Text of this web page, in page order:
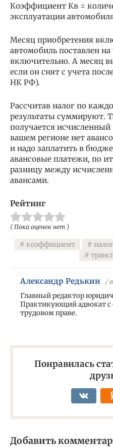
Коэффициент Кв =
эксплуатации
Месяц приобретения
автомобиль поставлен на
включительно. А месяц
если он снят с учета
НК РФ).
Рассчитав налог по
результаты суммируют.
получается исчисленный
вашем регионе нет
и надо заплатить в
авансовые платежи, по
разницу между
авансами.
Рейтинг
( Пока оценок нет )
коэффициент налог
Александр Редькин /
Главный редактор
Практикующий адвокат
трудовом праве.
Понравилась
Добавить